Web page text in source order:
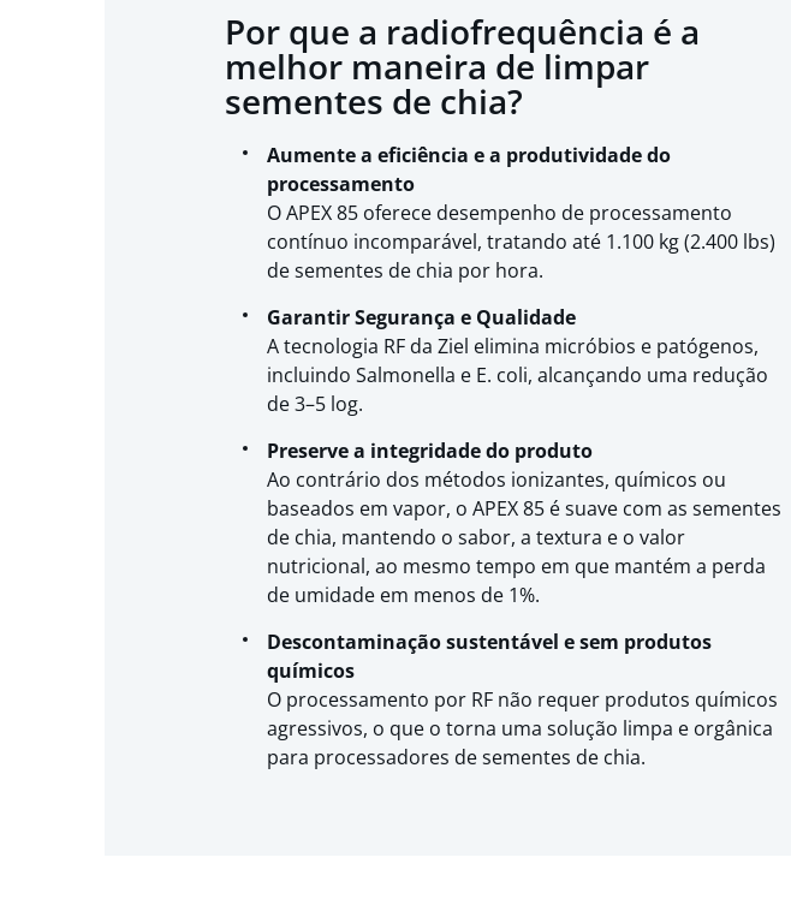
Por que a radiofrequência é a
melhor maneira de limpar
sementes de chia?
Aumente a eficiência e a produtividade do
processamento
O APEX 85 oferece desempenho de processamento
contínuo incomparável, tratando até 1.100 kg (2.400 lbs)
de sementes de chia por hora.
Garantir Segurança e Qualidade
A tecnologia RF da Ziel elimina micróbios e patógenos,
incluindo Salmonella e E. coli, alcançando uma redução
de 3–5 log.
Preserve a integridade do produto
Ao contrário dos métodos ionizantes, químicos ou
baseados em vapor, o APEX 85 é suave com as sementes
de chia, mantendo o sabor, a textura e o valor
nutricional, ao mesmo tempo em que mantém a perda
de umidade em menos de 1%.
Descontaminação sustentável e sem produtos
químicos
O processamento por RF não requer produtos químicos
agressivos, o que o torna uma solução limpa e orgânica
para processadores de sementes de chia.